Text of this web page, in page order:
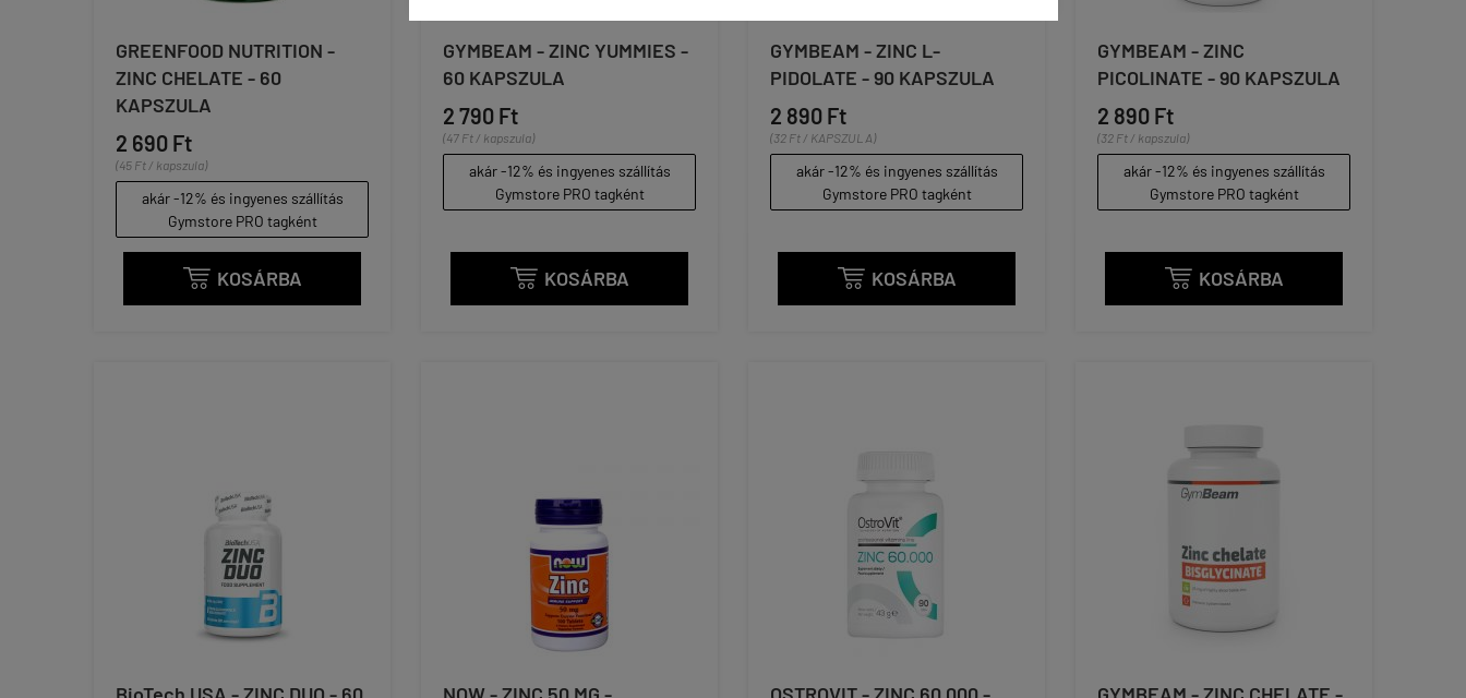
GREENFOOD NUTRITION -
ZINC CHELATE - 60
KAPSZULA
2 690 Ft
(45 Ft / kapszula)
akár -12% és ingyenes szállítás
Gymstore PRO tagként
 KOSÁRBA
GYMBEAM - ZINC YUMMIES -
60 KAPSZULA
2 790 Ft
(47 Ft / kapszula)
akár -12% és ingyenes szállítás
Gymstore PRO tagként
 KOSÁRBA
GYMBEAM - ZINC L-
PIDOLATE - 90 KAPSZULA
2 890 Ft
(32 Ft / KAPSZULA)
akár -12% és ingyenes szállítás
Gymstore PRO tagként
 KOSÁRBA
GYMBEAM - ZINC
PICOLINATE - 90 KAPSZULA
2 890 Ft
(32 Ft / kapszula)
akár -12% és ingyenes szállítás
Gymstore PRO tagként
 KOSÁRBA